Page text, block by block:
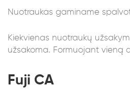
Nuotraukas gaminame
Kiekvienas nuotraukų
užsakoma. Formuojant vieną
Fuji CA